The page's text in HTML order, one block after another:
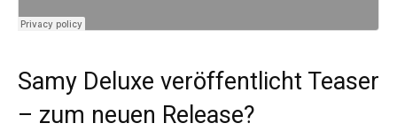
Samy Deluxe veröffentlicht Teaser
– zum neuen Release?